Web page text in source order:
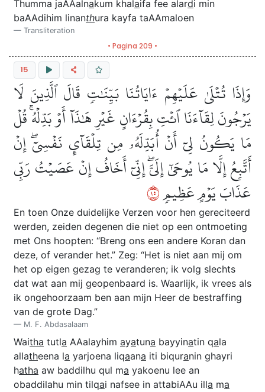
Thumma jaAAalnakum khalaifa fee alardi min
baAAdihim linanthura kayfa taAAmaloen
Transliteration
• Pagina 209 •
15
وَإِذَا تُتۡلَىٰ عَلَيۡهِمۡ ءَايَاتُنَا بَيِّنَٰتٖ قَالَ ٱلَّذِينَ لَا
يَرۡجُونَ لِقَآءَنَا ٱئۡتِ بِقُرۡءَانٍ غَيۡرِ هَٰذَآ أَوۡ بَدِّلۡهُۚ قُلۡ
مَا يَكُونُ لِيٓ أَنۡ أُبَدِّلَهُۥ مِن تِلۡقَآيِٕ نَفۡسِيٓۖ إِنۡ
أَتَّبِعُ إِلَّا مَا يُوحَىٰٓ إِلَيَّۖ إِنِّيٓ أَخَافُ إِنۡ عَصَيۡتُ رَبِّي
عَذَابَ يَوۡمٍ عَظِيمٖ٥١
En toen Onze duidelijke Verzen voor hen gereciteerd
werden, zeiden degenen die niet op een ontmoeting
met Ons hoopten: “Breng ons een andere Koran dan
deze, of verander het.” Zeg: “Het is niet aan mij om
het op eigen gezag te veranderen; ik volg slechts
dat wat aan mij geopenbaard is. Waarlijk, ik vrees als
ik ongehoorzaam ben aan mijn Heer de bestraffing
van de grote Dag.”
M. F. Abdasalaam
Waitha tutla AAalayhim ayatuna bayyinatin qala
allatheena la yarjoena liqaana iti biquranin ghayri
hatha aw baddilhu qul ma yakoenu lee an
obaddilahu min tilqai nafsee in attabiAAu illa ma